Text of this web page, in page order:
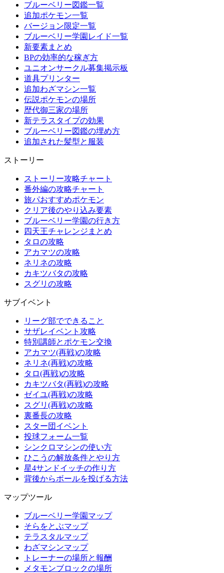
ブルーベリー図鑑一覧
追加ポケモン一覧
バージョン限定一覧
ブルーベリー学園レイド一覧
新要素まとめ
BPの効率的な稼ぎ方
ユニオンサークル募集掲示板
道具プリンター
追加わざマシン一覧
伝説ポケモンの場所
歴代御三家の場所
新テラスタイプの効果
ブルーベリー図鑑の埋め方
追加された髪型と服装
ストーリー
ストーリー攻略チャート
番外編の攻略チャート
旅パおすすめポケモン
クリア後のやり込み要素
ブルーベリー学園の行き方
四天王チャレンジまとめ
タロの攻略
アカマツの攻略
ネリネの攻略
カキツバタの攻略
スグリの攻略
サブイベント
リーグ部でできること
サザレイベント攻略
特別講師とポケモン交換
アカマツ(再戦)の攻略
ネリネ(再戦)の攻略
タロ(再戦)の攻略
カキツバタ(再戦)の攻略
ゼイユ(再戦)の攻略
スグリ(再戦)の攻略
裏番長の攻略
スター団イベント
投球フォーム一覧
シンクロマシンの使い方
ひこうの解放条件とやり方
星4サンドイッチの作り方
背後からボールを投げる方法
マップツール
ブルーベリー学園マップ
そらをとぶマップ
テラスタルマップ
わざマシンマップ
トレーナーの場所と報酬
メタモンブロックの場所